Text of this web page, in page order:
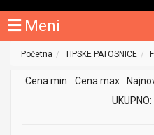
Meni
Početna TIPSKE PATOSNICE
Cena min Cena max
UKUPNO: